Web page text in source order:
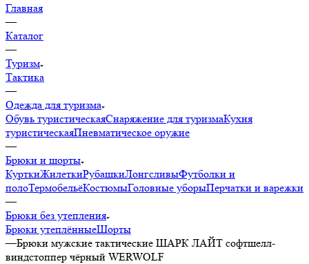
Главная
—
Каталог
—
Туризм
Тактика
—
Одежда для туризма
Обувь туристическаяСнаряжение для туризмаКухня
туристическаяПневматическое оружие
—
Брюки и шорты
КурткиЖилеткиРубашкиЛонгсливыФутболки и
полоТермобельёКостюмыГоловные уборыПерчатки и варежки
—
Брюки без утепления
Брюки утеплённыеШорты
—Брюки мужские тактические ШАРК ЛАЙТ софтшелл-
виндстоппер чёрный WERWOLF